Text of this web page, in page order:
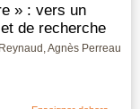
» : vers un
de recherche
Agnès Perreau